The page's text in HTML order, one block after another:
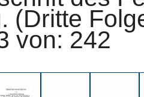
(Dritte
von: